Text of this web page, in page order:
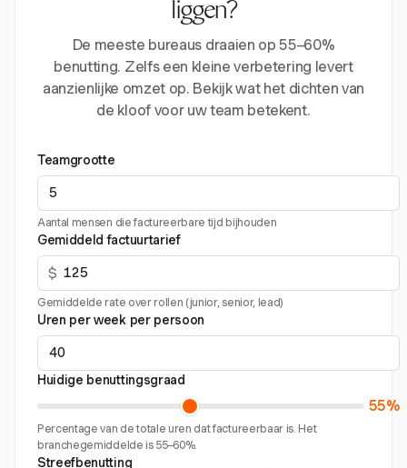
liggen?
De meeste bureaus draaien op 55–60%
benutting. Zelfs een kleine verbetering levert
aanzienlijke omzet op. Bekijk wat het dichten van
de kloof voor uw team betekent.
Teamgrootte
Aantal mensen die factureerbare tijd bijhouden
Gemiddeld factuurtarief
$
Gemiddelde rate over rollen (junior, senior, lead)
Uren per week per persoon
Huidige benuttingsgraad
55%
Percentage van de totale uren dat factureerbaar is. Het
branchegemiddelde is 55–60%.
Streefbenutting